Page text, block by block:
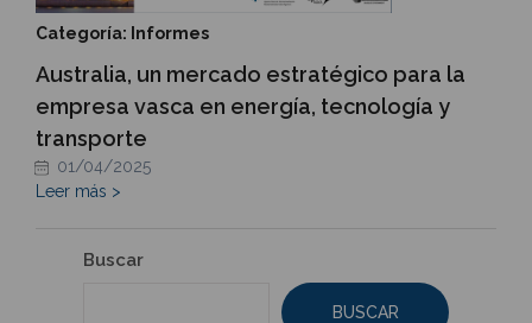
Categoría: Informes
Australia, un mercado estratégico para la
empresa vasca en energía, tecnología y
transporte
01/04/2025
Leer más >
Buscar
BUSCAR